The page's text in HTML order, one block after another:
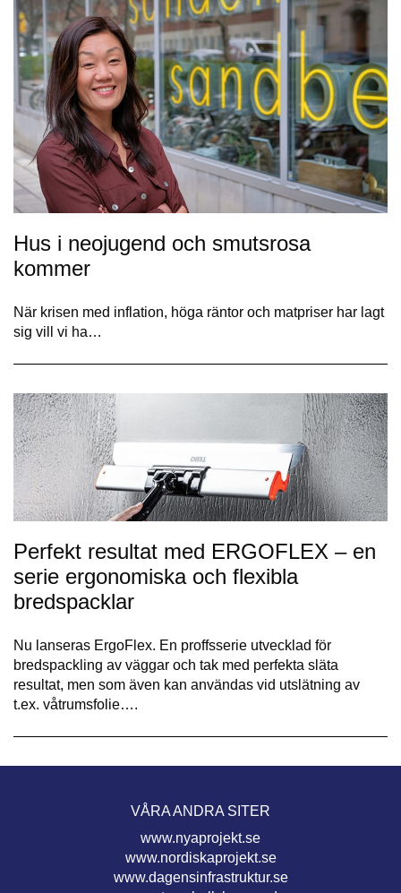
Hus i neojugend och smutsrosa
kommer
När krisen med inflation, höga räntor och matpriser har lagt
sig vill vi ha…
Perfekt resultat med ERGOFLEX – en
serie ergonomiska och flexibla
bredspacklar
Nu lanseras ErgoFlex. En proffsserie utvecklad för
bredspackling av väggar och tak med perfekta släta
resultat, men som även kan användas vid utslätning av
t.ex. våtrumsfolie….
VÅRA ANDRA SITER
www.nyaprojekt.se
www.nordiskaprojekt.se
www.dagensinfrastruktur.se